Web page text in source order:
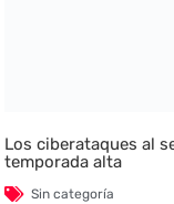
Los ciberataques al
temporada alta
Sin categoría